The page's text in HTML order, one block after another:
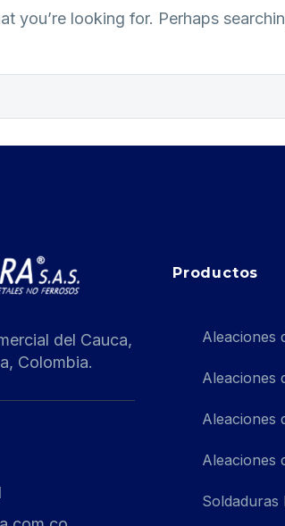
you’re looking for. Perhaps
del Cauca,
Colombia.
Productos
Aleaciones
Aleaciones
Aleaciones
Aleaciones
Soldaduras